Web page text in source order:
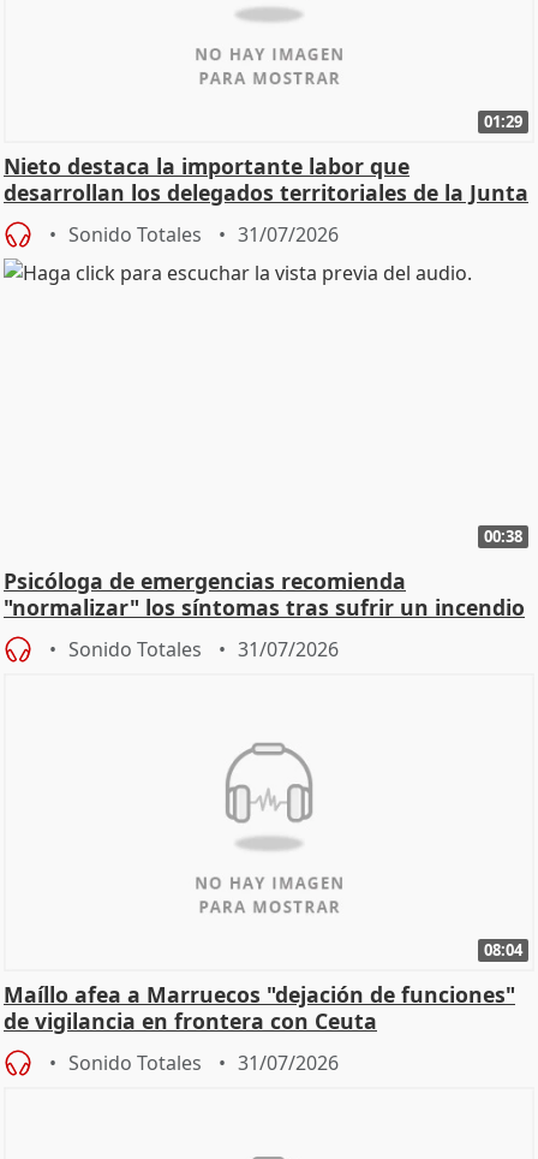
01:29
Nieto destaca la importante labor que
desarrollan los delegados territoriales de la Junta
Sonido Totales 31/07/2026
00:38
Psicóloga de emergencias recomienda
"normalizar" los síntomas tras sufrir un incendio
Sonido Totales 31/07/2026
08:04
Maíllo afea a Marruecos "dejación de funciones"
de vigilancia en frontera con Ceuta
Sonido Totales 31/07/2026